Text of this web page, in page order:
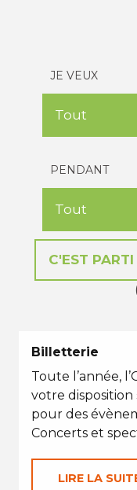
JE VEUX
PENDANT
Billetterie
Toute l’année,
votre
pour des
Concerts et
LIRE LA